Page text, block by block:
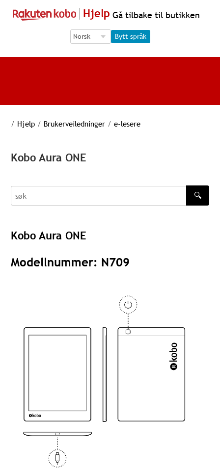
Hjelp Gå tilbake til butikken
Language Selection
Language Selection
Bytt språk
/ Hjelp / Brukerveiledninger / e-lesere
Kobo Aura ONE
søk
🔍
Kobo Aura ONE
Modellnummer: N709